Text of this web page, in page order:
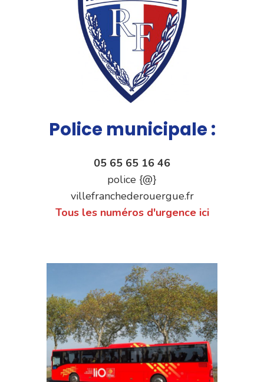
Police municipale :
05 65 65 16 46
police {@}
villefranchederouergue.fr
Tous les numéros d'urgence ici